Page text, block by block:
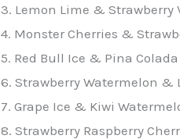
3. Lemon Lime & Strawberry
4. Monster Cherries &
5. Red Bull Ice & Pina Colada
6. Strawberry Watermelon &
7. Grape Ice & Kiwi
8. Strawberry Raspberry